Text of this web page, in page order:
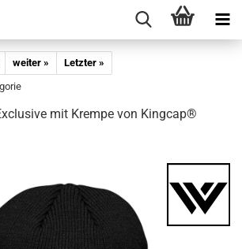
weiter »
Letzter »
mit Krem­pe von King­cap®